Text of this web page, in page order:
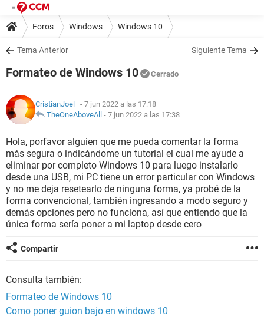
Foros Windows Windows 10
Tema Anterior Siguiente Tema
Formateo de Windows 10 Cerrado
CristianJoel_
- 7 jun 2022 a las 17:18
TheOneAboveAll - 7 jun 2022 a las 17:38
Hola, porfavor alguien que me pueda comentar la forma
más segura o indicándome un tutorial el cual me ayude a
eliminar por completo Windows 10 para luego instalarlo
desde una USB, mi PC tiene un error particular con Windows
y no me deja resetearlo de ninguna forma, ya probé de la
forma convencional, también ingresando a modo seguro y
demás opciones pero no funciona, así que entiendo que la
única forma sería poner a mi laptop desde cero
Compartir
Consulta también:
Formateo de Windows 10
Como poner guion bajo en windows 10